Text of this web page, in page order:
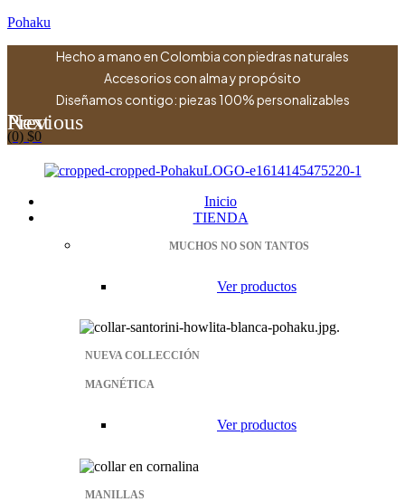
Pohaku
Hecho a mano en Colombia con piedras naturales
Accesorios con alma y propósito
Diseñamos contigo: piezas 100% personalizables
Previous
Next
(0) $0
Inicio
TIENDA
MUCHOS NO SON TANTOS
Ver productos
NUEVA COLLECCIÓN
MAGNÉTICA
Ver productos
MANILLAS